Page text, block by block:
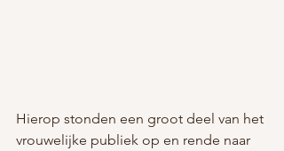
Hierop stonden een groot deel van het
vrouwelijke publiek op en rende naar